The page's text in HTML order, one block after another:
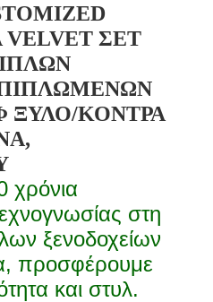
VELVET ΣΕΤ
ΞΥΛΟ/ΚΟΝΤΡΑ
στη
ξενοδοχείων
προσφέρουμε
και στυλ.